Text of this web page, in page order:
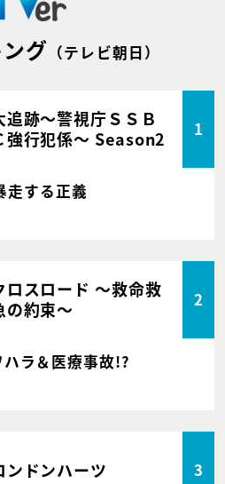
グ （テレビ朝日）
追跡～警視庁ＳＳＢ
強行犯係～ Season2
1
する正義
ロスロード ～救命救
の約束～
2
ラ＆医療事故!?
ンドンハーツ 3